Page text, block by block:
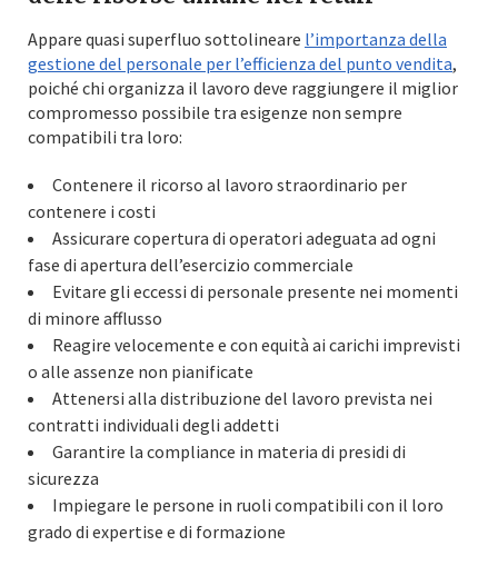
Appare quasi superfluo sottolineare l’importanza della
gestione del personale per l’efficienza del punto vendita,
poiché chi organizza il lavoro deve raggiungere il miglior
compromesso possibile tra esigenze non sempre
compatibili tra loro:
Contenere il ricorso al lavoro straordinario per
contenere i costi
Assicurare copertura di operatori adeguata ad ogni
fase di apertura dell’esercizio commerciale
Evitare gli eccessi di personale presente nei momenti
di minore afflusso
Reagire velocemente e con equità ai carichi imprevisti
o alle assenze non pianificate
Attenersi alla distribuzione del lavoro prevista nei
contratti individuali degli addetti
Garantire la compliance in materia di presidi di
sicurezza
Impiegare le persone in ruoli compatibili con il loro
grado di expertise e di formazione